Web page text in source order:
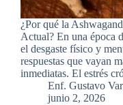
¿Por qué la
Actual? En una época
el desgaste físico y
respuestas que vayan
inmediatas. El estrés
Enf. Gustavo
junio 2, 2026